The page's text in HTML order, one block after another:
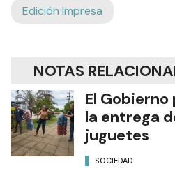
Edición Impresa
NOTAS
El
la entrega
juguetes
SOCIEDAD